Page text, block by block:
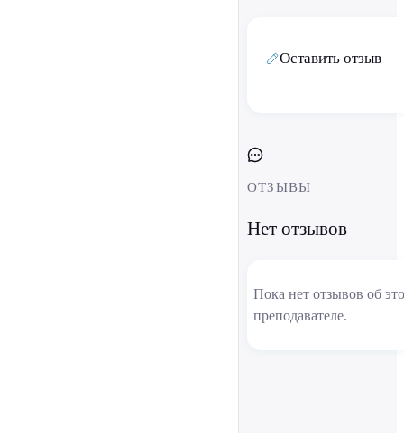
Оставить отзыв
ОТЗЫВЫ
Нет отзывов
Пока нет отзывов об
преподавателе.